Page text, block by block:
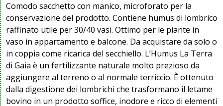
quantità
Comodo sacchetto con manico, microforato per la
conservazione del prodotto. Contiene humus di lombrico
raffinato utile per 30/40 vasi. Ottimo per le piante in
vaso in appartamento e balcone. Da acquistare da solo o
in coppia come ricarica del secchiello. L’Humus La Terra
di Gaia è un fertilizzante naturale molto prezioso da
aggiungere al terreno o al normale terriccio. È ottenuto
dalla digestione dei lombrichi che trasformano il letame
bovino in un prodotto soffice, inodore e ricco di elementi